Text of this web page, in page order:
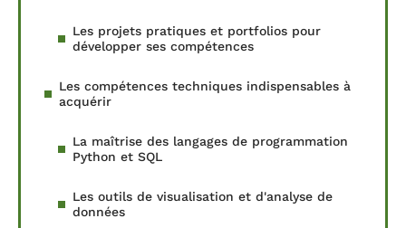
Les projets pratiques et portfolios pour
développer ses compétences
Les compétences techniques indispensables à
acquérir
La maîtrise des langages de programmation
Python et SQL
Les outils de visualisation et d'analyse de
données